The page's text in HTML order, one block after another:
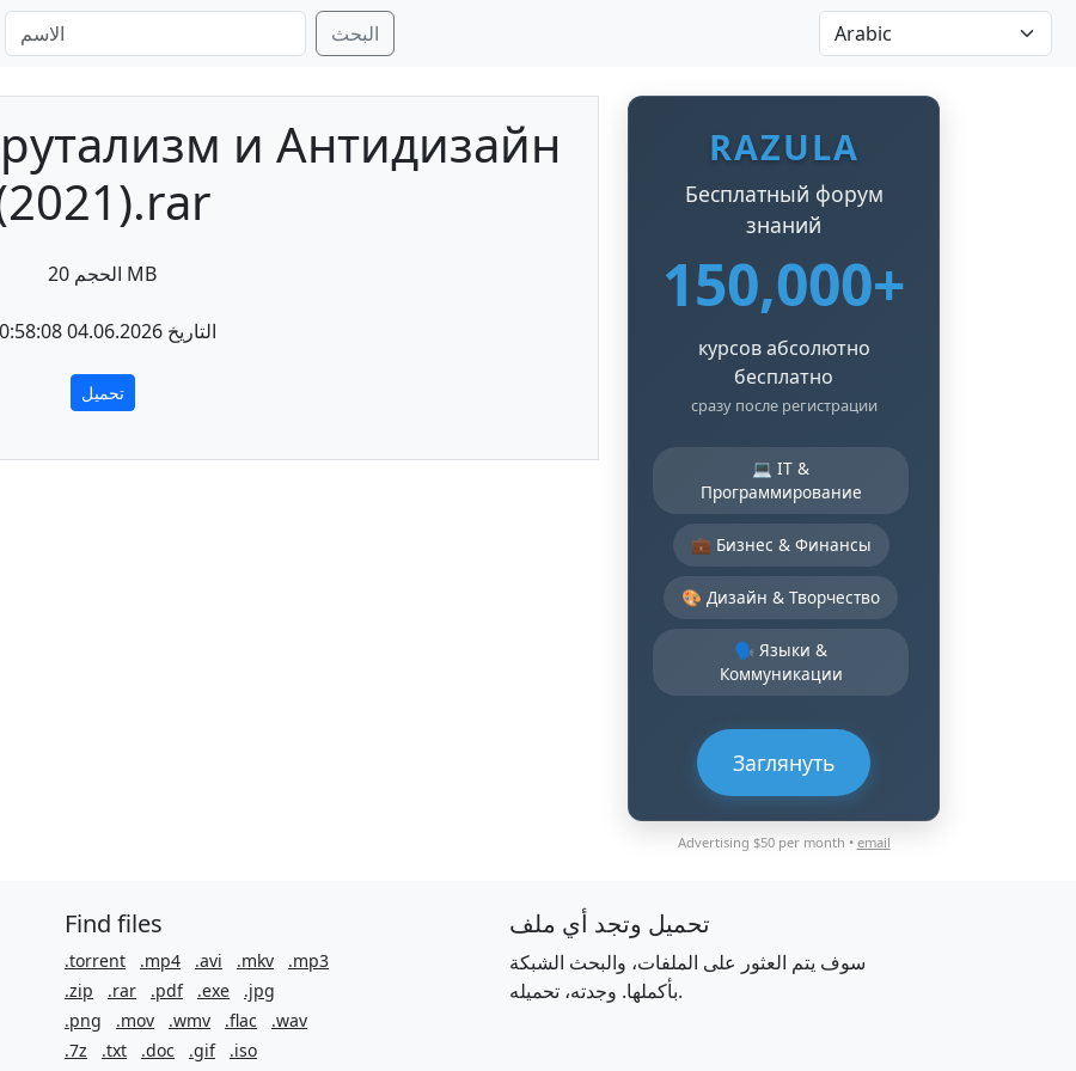
البحث
и Антидизайн
الحجم 20 MB
التاريخ 04.06.2026 20:58:08
تحميل
RAZULA
Бесплатный форум
знаний
150,000+
курсов абсолютно
бесплатно
сразу после регистрации
💻 IT &
Программирование
💼 Бизнес & Финансы
🎨 Дизайн & Творчество
🗣️ Языки &
Коммуникации
Заглянуть
Advertising $50 per month • email
Find files
.torrent .mp4 .avi .mkv
.mp3
.zip
.rar .pdf .exe
.jpg
.png
.mov .wmv .flac
.wav
.7z
.txt .doc .gif .iso
تحميل وتجد أي ملف
سوف يتم العثور على الملفات، والبحث الشبكة
بأكملها. وجدته، تحميله.